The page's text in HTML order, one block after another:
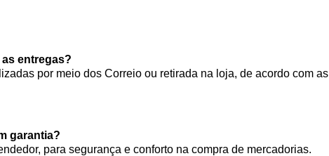
as entregas?
por meio dos Correio ou retirada na loja, de acordo com as
garantia?
para segurança e conforto na compra de mercadorias.